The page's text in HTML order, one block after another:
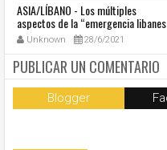
ASIA/LÍBANO - Los múltiples
aspectos de la “emergencia
al centro de la cumbre eclesial
convocada por el Papa Francisco
Unknown 28/6/2021
PUBLICAR UN COMENTARIO
Blogger